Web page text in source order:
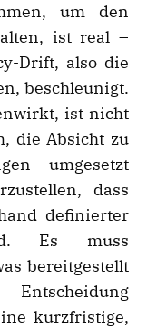
um den
ist real –
Drift, also die
beschleunigt.
ist nicht
die Absicht zu
umgesetzt
dass
definierter
Es muss
bereitgestellt
kurzfristige,